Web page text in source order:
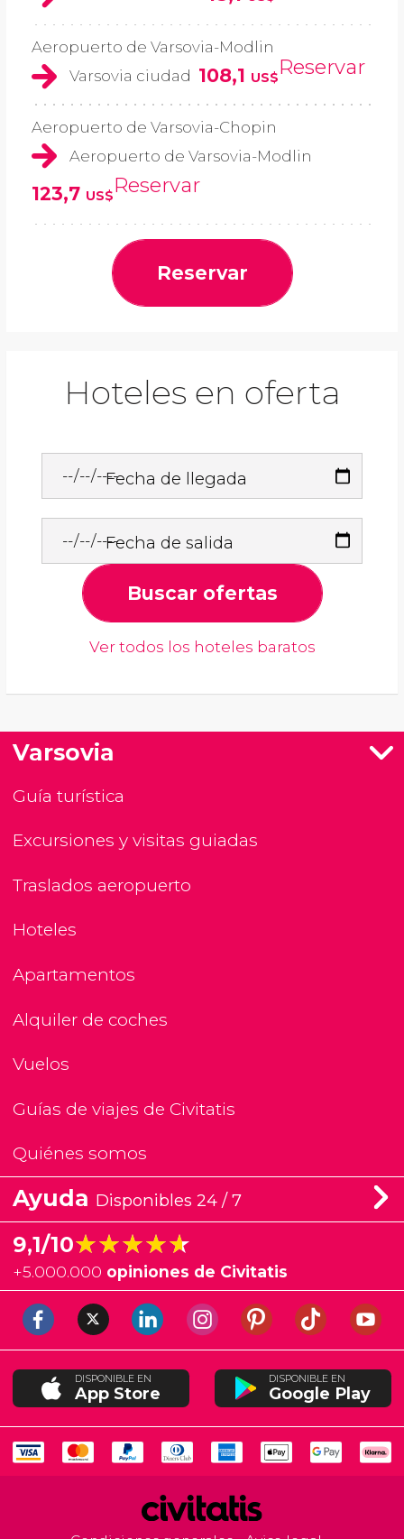
Aeropuerto de Varsovia-Modlin
Varsovia ciudad 108,1 US$Reservar
Aeropuerto de Varsovia-Chopin
Aeropuerto de Varsovia-Modlin
123,7 US$Reservar
Reservar
Hoteles en oferta
Fecha de llegada
Fecha de salida
Buscar ofertas
Ver todos los hoteles baratos
Varsovia
Guía turística
Excursiones y visitas guiadas
Traslados aeropuerto
Hoteles
Apartamentos
Alquiler de coches
Vuelos
Guías de viajes de Civitatis
Quiénes somos
Ayuda Disponibles 24 / 7
9,1/10★★★★★
★★★★★
+5.000.000 opiniones de Civitatis
DISPONIBLE EN
App Store
DISPONIBLE EN
Google Play